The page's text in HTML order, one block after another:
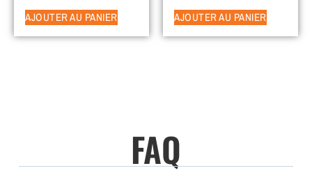
AJOUTER AU PANIER AJOUTER AU PANIER
FAQ